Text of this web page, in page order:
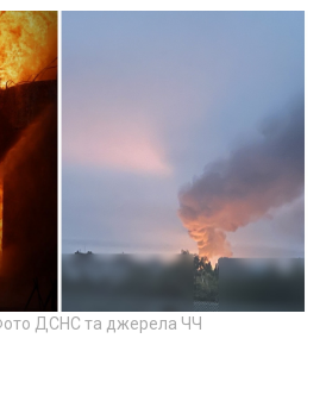
ДСНС та джерела ЧЧ